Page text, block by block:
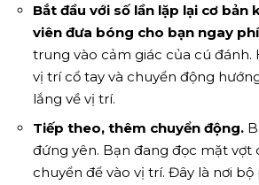
Bắt đầu với số lần lặp lại cơ bản
viên đưa bóng cho bạn ngay
trung vào cảm giác của cú đánh.
vị trí cổ tay và chuyển động
lắng về vị trí.
Tiếp theo, thêm chuyển động.
đứng yên. Bạn đang đọc mặt vợt
chuyển để vào vị trí. Đây là nơi